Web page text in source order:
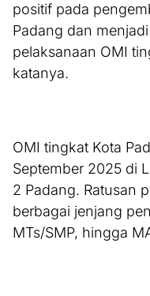
positif pada
Padang dan
pelaksanaan OMI
katanya.
OMI tingkat Kota
September 2025 di
2 Padang. Ratusan
berbagai jenjang
MTs/SMP, hingga